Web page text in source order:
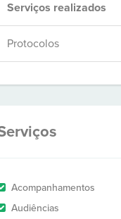
Serviços realizados
Protocolos
Acompanhamentos
Audiências